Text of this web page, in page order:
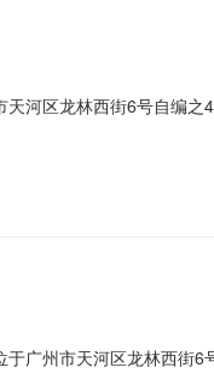
河区龙林西街6号自编之
和《租赁合同》样本的全
广州市天河区龙林西街6